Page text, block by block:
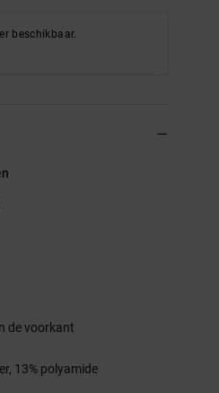
beschikbaar.
de voorkant
13% polyamide